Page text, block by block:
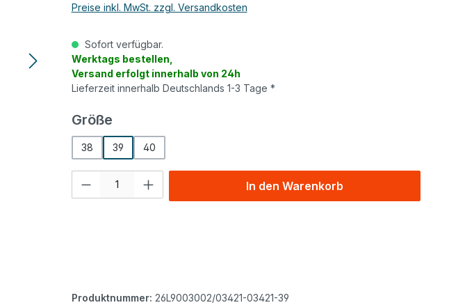
Preise inkl. MwSt. zzgl. Versandkosten
Sofort verfügbar.
Werktags bestellen,
Versand erfolgt innerhalb von 24h
Lieferzeit innerhalb Deutschlands 1-3 Tage *
Größeauswählen
38 39 40
Produkt Anzahl: Gib den gewünschten Wert ein oder benutze die Schaltflächen
In den Warenkorb
Produktnummer: 26L9003002/03421-03421-39